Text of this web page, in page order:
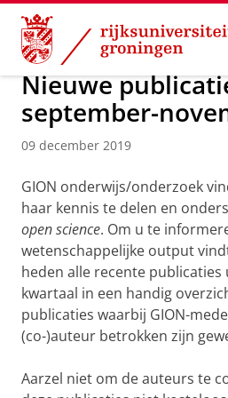
Skip
Content
Skip
Navigation
Over ons Actueel Nieuws
Nieuwe
september-
09 december 2019
GION onderwijs/onderzoek
haar kennis te delen en
open science. Om u te
wetenschappelijke output
heden alle recente publicaties
kwartaal in een handig
publicaties waarbij GION-
(co-)auteur betrokken zijn
Aarzel niet om de auteurs te